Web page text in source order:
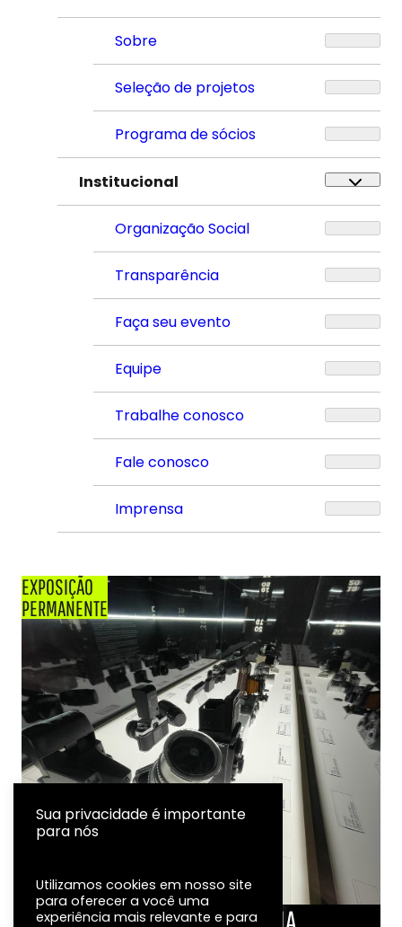
Sobre
Seleção de projetos
Programa de sócios
Institucional
Organização Social
Transparência
Faça seu evento
Equipe
Trabalhe conosco
Fale conosco
Imprensa
EXPOSIÇÃO
PERMANENTE
LINHA DO TEMPO DA FOTOGRAFIA
Sua privacidade é importante
para nós
Utilizamos cookies em nosso site
para oferecer a você uma
experiência mais relevante e para